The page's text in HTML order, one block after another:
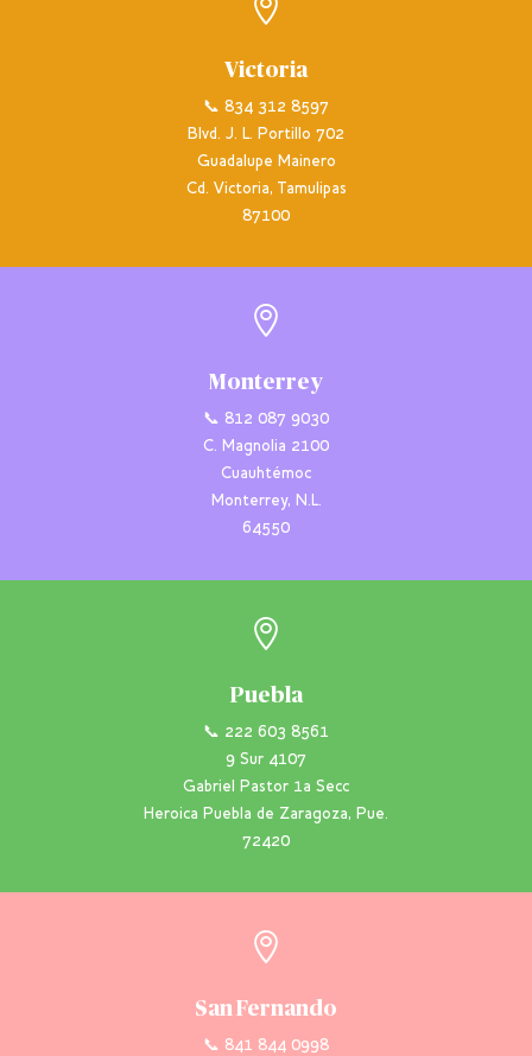

Victoria
📞 834 312 8597
Blvd. J. L. Portillo 702
Guadalupe Mainero
Cd. Victoria, Tamulipas
87100

Monterrey
📞 812 087 9030
C. Magnolia 2100
Cuauhtémoc
Monterrey, N.L.
64550

Puebla
📞 222 603 8561
9 Sur 4107
Gabriel Pastor 1a Secc
Heroica Puebla de Zaragoza, Pue.
72420

San Fernando
📞 841 844 0998